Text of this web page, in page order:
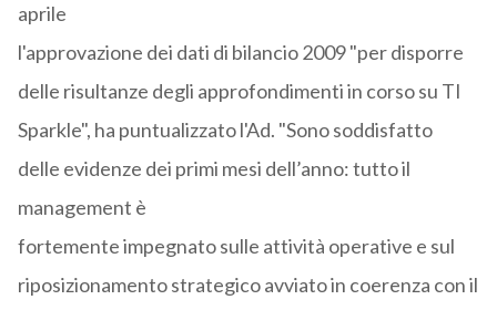
aprile
l'approvazione dei dati di bilancio 2009 "per disporre
delle risultanze degli approfondimenti in corso su TI
Sparkle", ha puntualizzato l'Ad. "Sono soddisfatto
delle evidenze dei primi mesi dell’anno: tutto il
management è
fortemente impegnato sulle attività operative e sul
riposizionamento strategico avviato in coerenza con il